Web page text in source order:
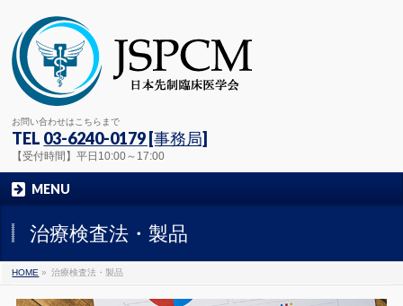
お問い合わせはこちらまで
TEL 03-6240-0179 [事務局]
【受付時間】平日10:00～17:00
MENU
治療検査法・製品
HOME » 治療検査法・製品